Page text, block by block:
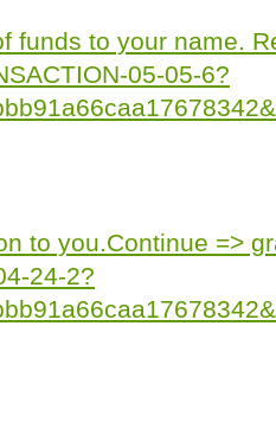
funds to your name.
05-05-6?
to you.Continue =>
24-2?